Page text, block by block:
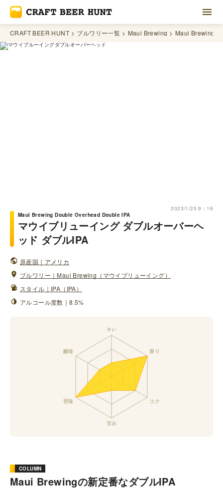
CRAFT BEER HUNT ブルワリー一覧 Maui Brewing Maui Brewing
2023/1/25 9：16
Maui Brewing Double Overhead Double IPA
マウイブリューイング ダブルオーバーヘ
ッド ダブルIPA
原産国｜アメリカ
ブルワリー｜Maui Brewing（マウイブリューイング）
スタイル｜IPA（IPA）
アルコール度数｜8.5%
COLUMN
Maui Brewingの新定番なダブルIPA